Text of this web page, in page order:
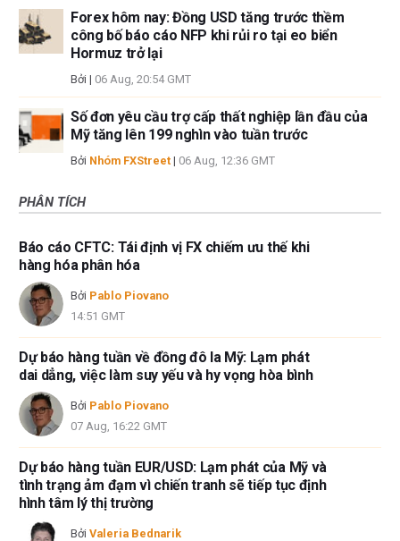
Forex hôm nay: Đồng USD tăng trước thềm
công bố báo cáo NFP khi rủi ro tại eo biển
Hormuz trở lại
Bởi | 06 Aug, 20:54 GMT
Số đơn yêu cầu trợ cấp thất nghiệp lần đầu của
Mỹ tăng lên 199 nghìn vào tuần trước
Bởi Nhóm FXStreet | 06 Aug, 12:36 GMT
PHÂN TÍCH
Báo cáo CFTC: Tái định vị FX chiếm ưu thế khi
hàng hóa phân hóa
Bởi Pablo Piovano
14:51 GMT
Dự báo hàng tuần về đồng đô la Mỹ: Lạm phát
dai dẳng, việc làm suy yếu và hy vọng hòa bình
Bởi Pablo Piovano
07 Aug, 16:22 GMT
Dự báo hàng tuần EUR/USD: Lạm phát của Mỹ và
tình trạng ảm đạm vì chiến tranh sẽ tiếp tục định
hình tâm lý thị trường
Bởi Valeria Bednarik